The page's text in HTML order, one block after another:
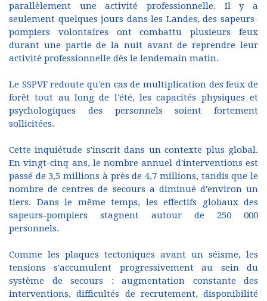
parallèlement une activité professionnelle. Il y a
seulement quelques jours dans les Landes, des sapeurs-
pompiers volontaires ont combattu plusieurs feux
durant une partie de la nuit avant de reprendre leur
activité professionnelle dès le lendemain matin.
Le SSPVF redoute qu'en cas de multiplication des feux de
forêt tout au long de l'été, les capacités physiques et
psychologiques des personnels soient fortement
sollicitées.
Cette inquiétude s'inscrit dans un contexte plus global.
En vingt-cinq ans, le nombre annuel d'interventions est
passé de 3,5 millions à près de 4,7 millions, tandis que le
nombre de centres de secours a diminué d'environ un
tiers. Dans le même temps, les effectifs globaux des
sapeurs-pompiers stagnent autour de 250 000
personnels.
Comme les plaques tectoniques avant un séisme, les
tensions s'accumulent progressivement au sein du
système de secours : augmentation constante des
interventions, difficultés de recrutement, disponibilité